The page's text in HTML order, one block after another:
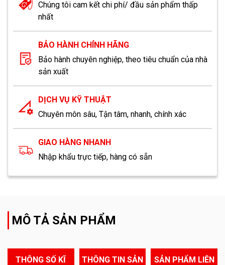
Chúng tôi cam kết chi phí/ đầu sản phẩm thấp
nhất
BẢO HÀNH CHÍNH HÃNG
Bảo hành chuyên nghiệp, theo tiêu chuẩn của nhà
sản xuất
DỊCH VỤ KỸ THUẬT
Chuyên môn sâu, Tận tâm, nhanh, chính xác
GIAO HÀNG NHANH
Nhập khẩu trực tiếp, hàng có sẵn
MÔ TẢ SẢN PHẨM
THÔNG SỐ KĨ
THÔNG TIN SẢN
SẢN PHẨM LIÊN